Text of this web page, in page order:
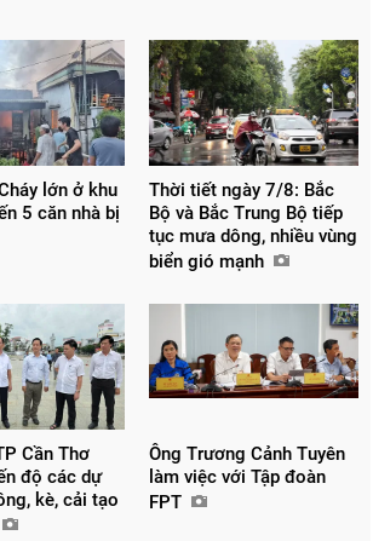
Chia sẻ
lớn ở khu
5 căn nhà bị
Thời tiết ngày 7/8: Bắc
Bộ và Bắc Trung Bộ tiếp
tục mưa dông, nhiều vùng
biển gió mạnh
Cần Thơ
độ các dự
kè, cải tạo
Ông Trương Cảnh Tuyên
làm việc với Tập đoàn
FPT